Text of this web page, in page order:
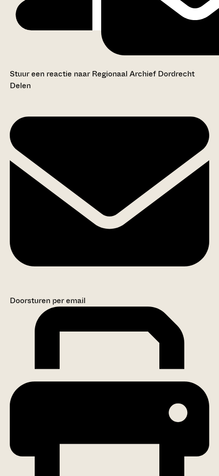
Stuur een reactie naar Regionaal Archief Dordrecht
Delen
Doorsturen per email